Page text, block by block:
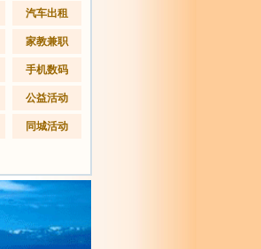
汽车出租
家教兼职
手机数码
公益活动
同城活动